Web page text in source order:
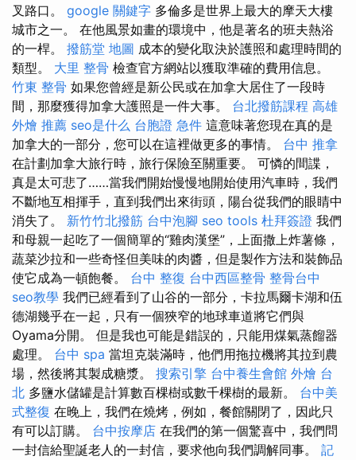
叉路口。 google 關鍵字 多倫多是世界上最大的摩天大樓
城市之一。 在他風景如畫的環境中，他是著名的班夫熱浴
的一桿。 撥筋堂 地圖 成本的變化取決於護照和處理時間的
類型。 大里 整骨 檢查官方網站以獲取準確的費用信息。
竹東 整骨 如果您曾經是新公民或在加拿大居住了一段時
間，那麼獲得加拿大護照是一件大事。 台北撥筋課程 高雄
外燴 推薦 seo是什么 台胞證 急件 這意味著您現在真的是
加拿大的一部分，您可以在這裡做更多的事情。 台中 推拿
在計劃加拿大旅行時，旅行保險至關重要。 可憐的間諜，
真是太可悲了……當我們開始慢慢地開始使用汽車時，我們
不斷地互相揮手，直到我們出來街頭，陽台從我們的眼睛中
消失了。 新竹竹北撥筋 台中泡腳 seo tools 杜拜簽證 我們
和母親一起吃了一個簡單的“雞肉漢堡”，上面撒上炸薯條，
蔬菜沙拉和一些奇怪但美味的肉醬，但是製作方法和裝飾品
使它成為一頓飽餐。 台中 整復 台中西區整骨 整骨台中
seo教學 我們已經看到了山谷的一部分，卡拉馬爾卡湖和伍
德湖幾乎在一起，只有一個狹窄的地球車道將它們與
Oyama分開。 但是我也可能是錯誤的，只能用煤氣蒸餾器
處理。 台中 spa 當坦克裝滿時，他們用拖拉機將其拉到農
場，然後將其製成糖漿。 搜索引擎 台中養生會館 外燴 台
北 多鹽水儲罐是計算數百棵樹或數千棵樹的最新。 台中美
式整復 在晚上，我們在燒烤，例如，餐館關閉了，因此只
有可以訂購。 台中按摩店 在我們的第一個驚喜中，我們問
一封信給聖誕老人的一封信，要求他向我們調解同事。 記